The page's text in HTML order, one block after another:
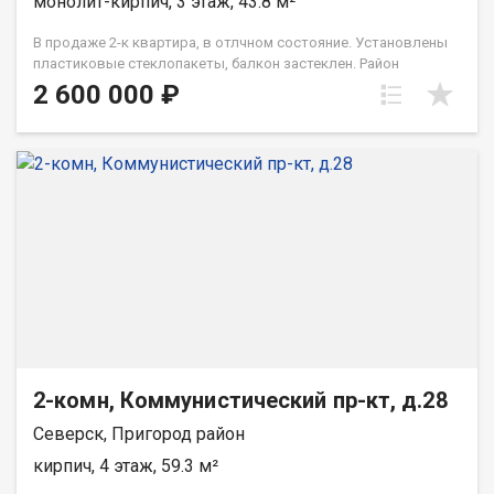
В продаже 2-к квартира, в отлчном состояние. Установлены
пластиковые стеклопакеты, балкон застеклен. Район
прекрасно подходит для семейной жизни: во дворе дома
школа и детские сады. В шаговой доступности расположены
дороги. При звонке, пожалуйста, сообщите номер варианта -
2 600 000 ₽
2-комн, Коммунистический пр-кт, д.28
Северск, Пригород район
кирпич, 4 этаж, 59.3 м²